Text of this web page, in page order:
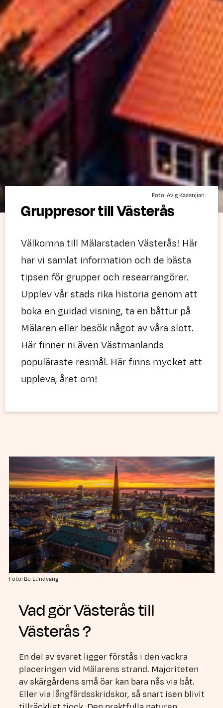
Foto: Avig Kazanjian.
Gruppresor till Västerås
Välkomna till Mälarstaden Västerås! Här
har vi samlat information och de bästa
tipsen för grupper och researrangörer.
Upplev vår stads rika historia genom att
boka en guidad visning, ta en båttur på
Mälaren eller besök något av våra slott.
Här finner ni även Västmanlands
populäraste resmål. Här finns mycket att
uppleva, året om!
Foto: Bo Lundvang
Vad gör Västerås till
Västerås ?
En del av svaret ligger förstås i den vackra
placeringen vid Mälarens strand. Majoriteten
av skärgårdens små öar kan bara nås via båt.
Eller via långfärdsskridskor, så snart isen blivit